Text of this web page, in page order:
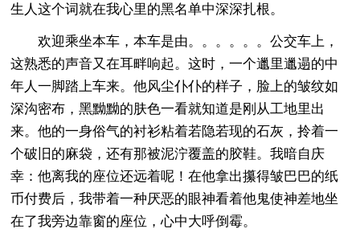
生人这个词就在我心里的黑名单中深深扎根。
欢迎乘坐本车，本车是由。。。。。。公交车上，
这熟悉的声音又在耳畔响起。这时，一个邋里邋遢的中
年人一脚踏上车来。他风尘仆仆的样子，脸上的皱纹如
深沟密布，黑黝黝的肤色一看就知道是刚从工地里出
来。他的一身俗气的衬衫粘着若隐若现的石灰，拎着一
个破旧的麻袋，还有那被泥泞覆盖的胶鞋。我暗自庆
幸：他离我的座位还远着呢！在他拿出攥得皱巴巴的纸
币付费后，我带着一种厌恶的眼神看着他鬼使神差地坐
在了我旁边靠窗的座位，心中大呼倒霉。